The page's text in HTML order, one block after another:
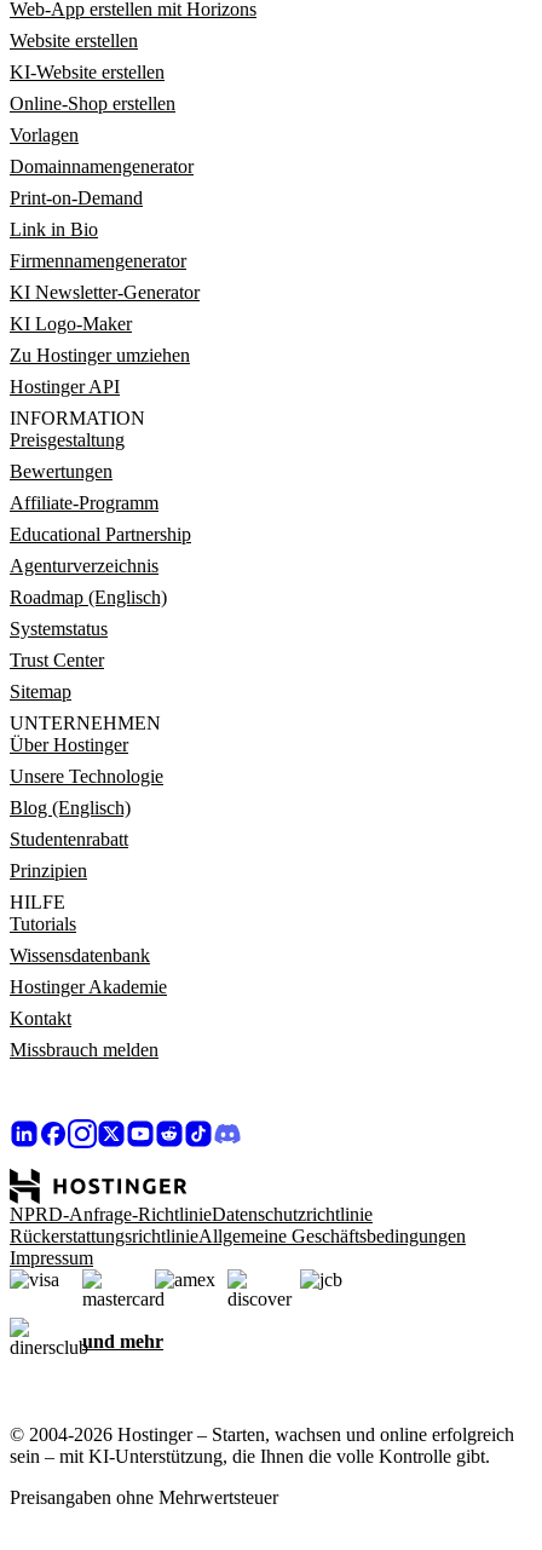
Web-App erstellen mit Horizons
Website erstellen
KI-Website erstellen
Online-Shop erstellen
Vorlagen
Domainnamengenerator
Print-on-Demand
Link in Bio
Firmennamengenerator
KI Newsletter-Generator
KI Logo-Maker
Zu Hostinger umziehen
Hostinger API
INFORMATION
Preisgestaltung
Bewertungen
Affiliate-Programm
Educational Partnership
Agenturverzeichnis
Roadmap (Englisch)
Systemstatus
Trust Center
Sitemap
UNTERNEHMEN
Über Hostinger
Unsere Technologie
Blog (Englisch)
Studentenrabatt
Prinzipien
HILFE
Tutorials
Wissensdatenbank
Hostinger Akademie
Kontakt
Missbrauch melden
NPRD-Anfrage-RichtlinieDatenschutzrichtlinie
RückerstattungsrichtlinieAllgemeine Geschäftsbedingungen
Impressum
und mehr
© 2004-2026 Hostinger – Starten, wachsen und online erfolgreich
sein – mit KI-Unterstützung, die Ihnen die volle Kontrolle gibt.
Preisangaben ohne Mehrwertsteuer